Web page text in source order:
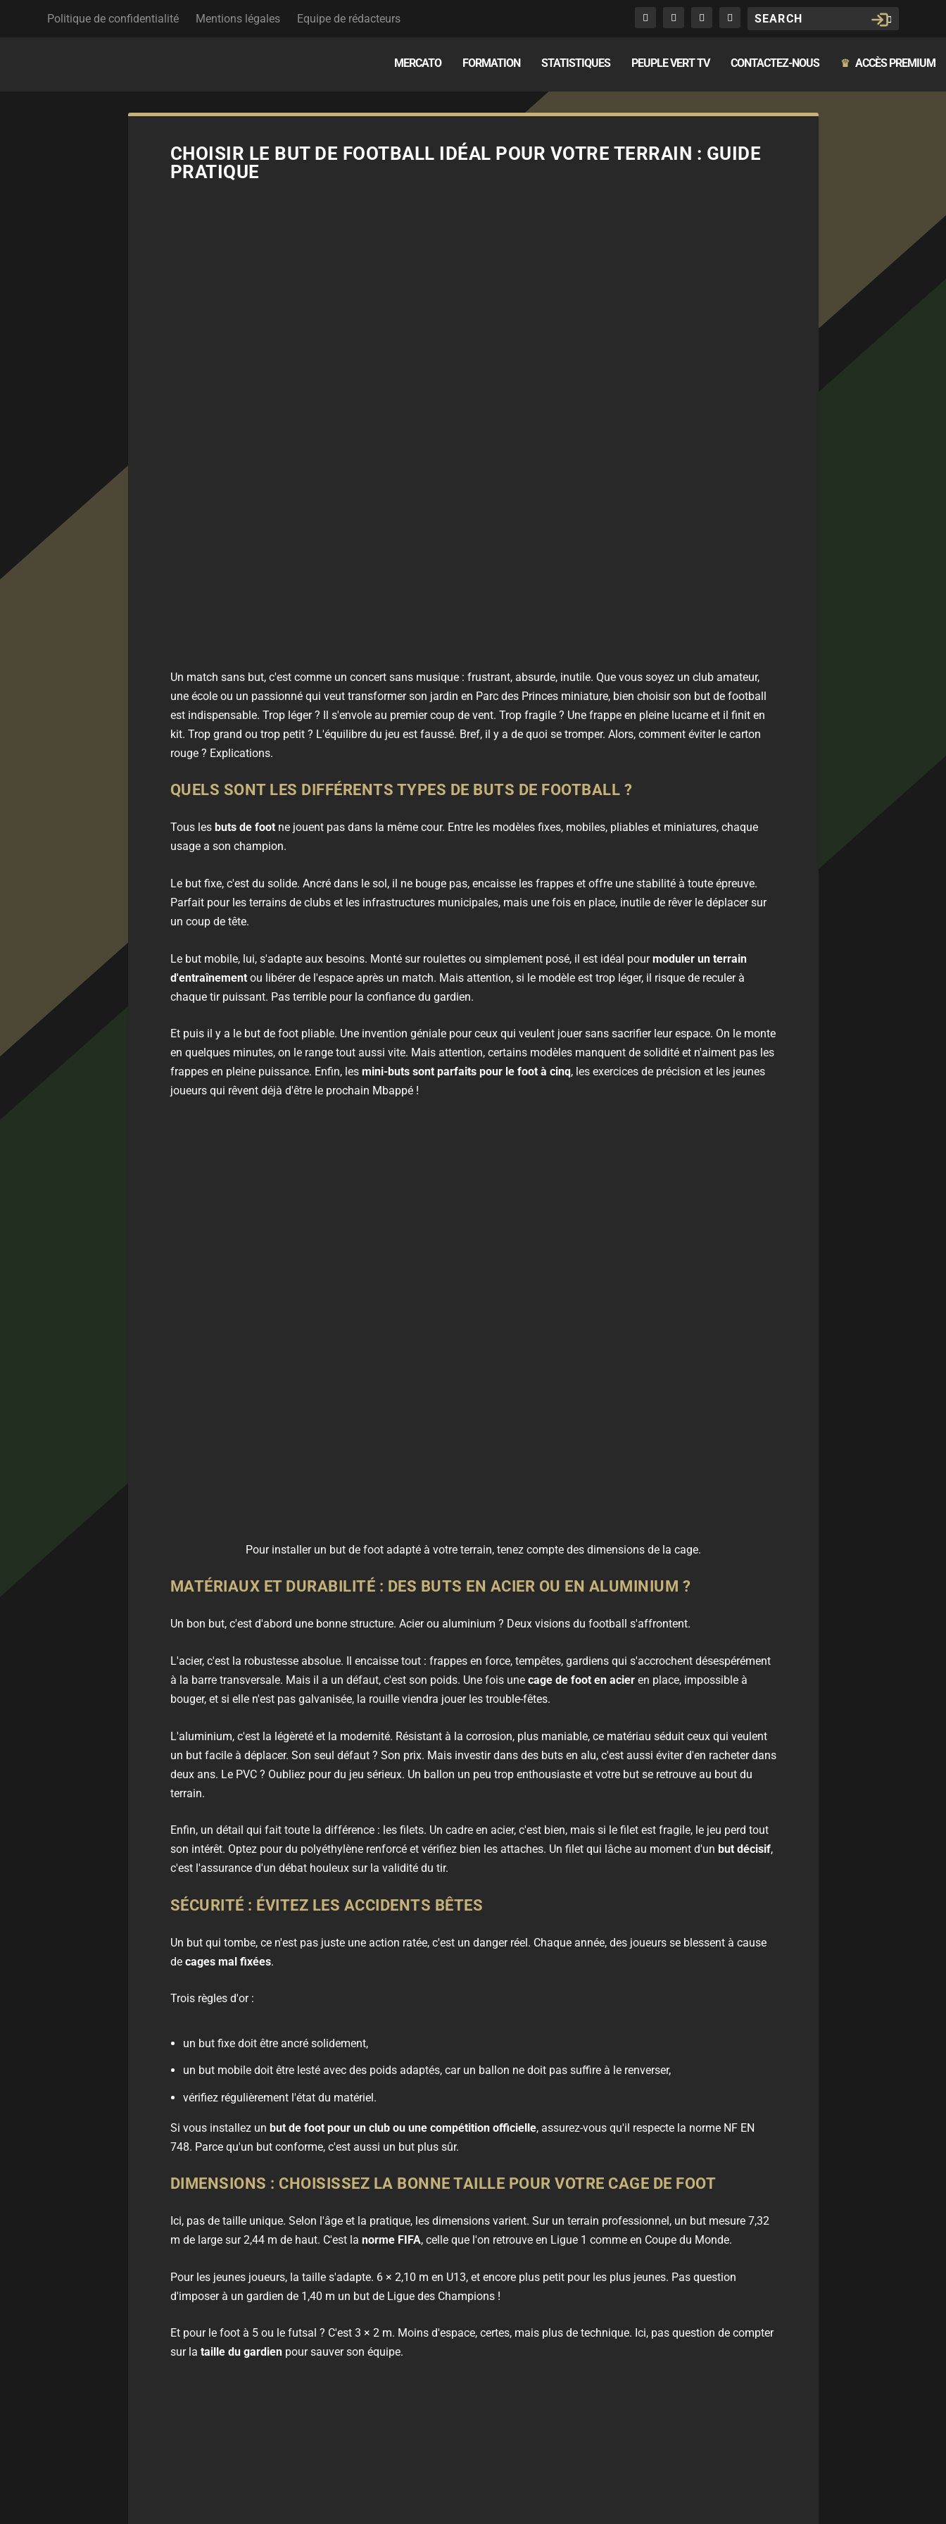
Politique de confidentialité Mentions légales Equipe de rédacteurs
MERCATO FORMATION STATISTIQUES PEUPLE VERT TV CONTACTEZ-NOUS ♛ ACCÈS PREMIUM
CHOISIR LE BUT DE FOOTBALL IDÉAL POUR VOTRE TERRAIN : GUIDE
PRATIQUE
Un match sans but, c'est comme un concert sans musique : frustrant, absurde, inutile. Que vous soyez un club amateur,
une école ou un passionné qui veut transformer son jardin en Parc des Princes miniature, bien choisir son but de football
est indispensable. Trop léger ? Il s'envole au premier coup de vent. Trop fragile ? Une frappe en pleine lucarne et il finit en
kit. Trop grand ou trop petit ? L'équilibre du jeu est faussé. Bref, il y a de quoi se tromper. Alors, comment éviter le carton
rouge ? Explications.
QUELS SONT LES DIFFÉRENTS TYPES DE BUTS DE FOOTBALL ?
Tous les buts de footne jouent pas dans la même cour. Entre les modèles fixes, mobiles, pliables et miniatures, chaque
usage a son champion.
Le but fixe, c'est du solide. Ancré dans le sol, il ne bouge pas, encaisse les frappes et offre une stabilité à toute épreuve.
Parfait pour les terrains de clubs et les infrastructures municipales, mais une fois en place, inutile de rêver le déplacer sur
un coup de tête.
Le but mobile, lui, s'adapte aux besoins. Monté sur roulettes ou simplement posé, il est idéal pourmoduler un terrain
d'entraînementou libérer de l'espace après un match. Mais attention, si le modèle est trop léger, il risque de reculer à
chaque tir puissant. Pas terrible pour la confiance du gardien.
Et puis il y a le but de foot pliable. Une invention géniale pour ceux qui veulent jouer sans sacrifier leur espace. On le monte
en quelques minutes, on le range tout aussi vite. Mais attention, certains modèles manquent de solidité et n'aiment pas les
frappes en pleine puissance. Enfin, les mini-buts sont parfaits pour le foot à cinq, les exercices de précision et les jeunes
joueurs qui rêvent déjà d'être le prochain Mbappé !
Pour installer un but de footadapté à votre terrain, tenez compte des dimensions de la cage.
MATÉRIAUX ET DURABILITÉ : DES BUTS EN ACIER OU EN ALUMINIUM ?
Un bon but, c'est d'abord une bonne structure. Acier ou aluminium ? Deux visions du football s'affrontent.
L'acier, c'est la robustesse absolue. Il encaisse tout : frappes en force, tempêtes, gardiens qui s'accrochent désespérément
à la barre transversale. Mais il a un défaut, c'est son poids. Une fois une cage de foot en acieren place, impossible à
bouger, et si elle n'est pas galvanisée, la rouille viendra jouer les trouble-fêtes.
L'aluminium, c'est la légèreté et la modernité. Résistant à la corrosion, plus maniable, ce matériau séduit ceux qui veulent
un but facile à déplacer. Son seul défaut ? Son prix. Mais investir dans des buts en alu, c'est aussi éviter d'en racheter dans
deux ans. Le PVC ? Oubliez pour du jeu sérieux. Un ballon un peu trop enthousiaste et votre but se retrouve au bout du
terrain.
Enfin, un détail qui fait toute la différence : les filets. Un cadre en acier, c'est bien, mais si le filet est fragile, le jeu perd tout
son intérêt. Optez pour du polyéthylène renforcé et vérifiez bien les attaches. Un filet qui lâche au moment d'un but décisif,
c'est l'assurance d'un débat houleux sur la validité du tir.
SÉCURITÉ : ÉVITEZ LES ACCIDENTS BÊTES
Un but qui tombe, ce n'est pas juste une action ratée, c'est un danger réel. Chaque année, des joueurs se blessent à cause
de cages mal fixées.
Trois règles d'or :
un but fixe doit être ancré solidement,
un but mobile doit être lesté avec des poids adaptés, car un ballon ne doit pas suffire à le renverser,
vérifiez régulièrement l'état du matériel.
Si vous installez un but de foot pour un club ou une compétition officielle, assurez-vous qu'il respecte la norme NF EN
748. Parce qu'un but conforme, c'est aussi un but plus sûr.
DIMENSIONS : CHOISISSEZ LA BONNE TAILLE POUR VOTRE CAGE DE FOOT
Ici, pas de taille unique. Selon l'âge et la pratique, les dimensions varient. Sur un terrain professionnel, un but mesure 7,32
m de large sur 2,44 m de haut. C'est la norme FIFA, celle que l'on retrouve en Ligue 1 comme en Coupe du Monde.
Pour les jeunes joueurs, la taille s'adapte. 6 × 2,10 m en U13, et encore plus petit pour les plus jeunes. Pas question
d'imposer à un gardien de 1,40 m un but de Ligue des Champions !
Et pour le foot à 5 ou le futsal ? C'est 3 × 2 m. Moins d'espace, certes, mais plus de technique. Ici, pas question de compter
sur la taille du gardienpour sauver son équipe.